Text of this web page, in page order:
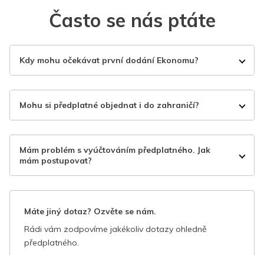
Často se nás ptáte
Kdy mohu očekávat první dodání Ekonomu?
Mohu si předplatné objednat i do zahraničí?
Mám problém s vyúčtováním předplatného. Jak
mám postupovat?
Máte jiný dotaz? Ozvěte se nám.
Rádi vám zodpovíme jakékoliv dotazy ohledně
předplatného.